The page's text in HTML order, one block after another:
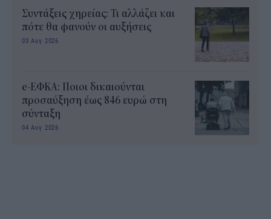
Συντάξεις χηρείας: Τι αλλάζει και
πότε θα φανούν οι αυξήσεις
03 Αυγ 2026
e-ΕΦΚΑ: Ποιοι δικαιούνται
προσαύξηση έως 846 ευρώ στη
σύνταξη
04 Αυγ 2026